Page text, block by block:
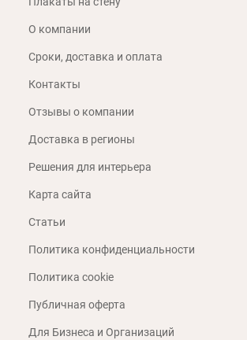
О компании
Сроки, доставка и оплата
Контакты
Отзывы о компании
Доставка в регионы
Решения для интерьера
Карта сайта
Статьи
Политика конфиденциальности
Политика cookie
Публичная оферта
Для Бизнеса и Организаций